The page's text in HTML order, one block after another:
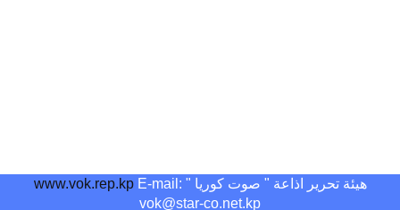
هيئة تحرير اذاعة " صوت كوريا " www.vok.rep.kpE-mail:
vok@star-co.net.kp